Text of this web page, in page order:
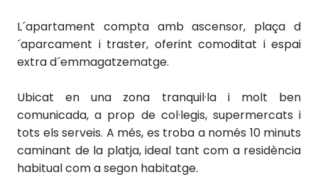
L´apartament compta amb ascensor, plaça d
´aparcament i traster, oferint comoditat i espai
extra d´emmagatzematge.
Ubicat en una zona tranquil·la i molt ben
comunicada, a prop de col·legis, supermercats i
tots els serveis. A més, es troba a només 10 minuts
caminant de la platja, ideal tant com a residència
habitual com a segon habitatge.